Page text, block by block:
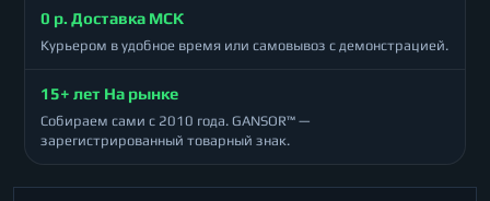
0 р. Доставка МСК
Курьером в удобное время или самовывоз с демонстрацией.
15+ лет На рынке
Собираем сами с 2010 года. GANSOR™ —
зарегистрированный товарный знак.